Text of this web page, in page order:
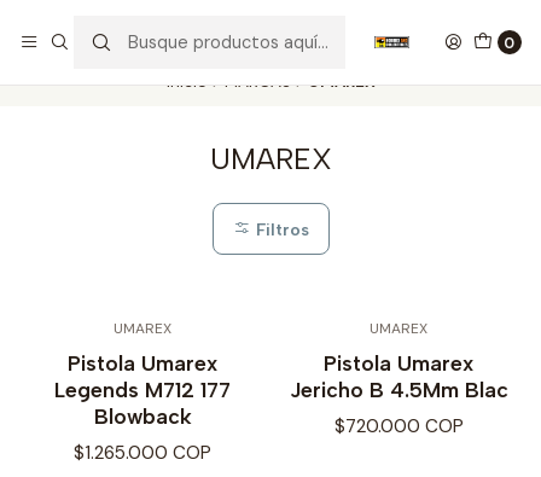
0
Inicio MARCAS UMAREX
UMAREX
Filtros
UMAREX
Pistola Umarex
Legends M712 177
Blowback
$1.265.000 COP
UMAREX
Pistola Umarex
Jericho B 4.5Mm Blac
$720.000 COP